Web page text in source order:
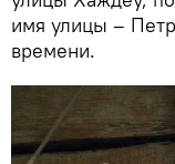
имя улицы –
времени.